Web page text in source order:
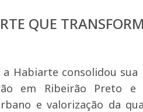
QUE
Habiarte consolidou
em Ribeirão Preto e
e valorização da